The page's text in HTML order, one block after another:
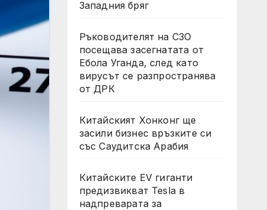
Западния бряг
Ръководителят на СЗО
посещава засегнатата от
Ебола Уганда, след като
вирусът се разпространява
от ДРК
Китайският Хонконг ще
засили бизнес връзките си
със Саудитска Арабия
Китайските EV гиганти
предизвикват Tesla в
надпреварата за